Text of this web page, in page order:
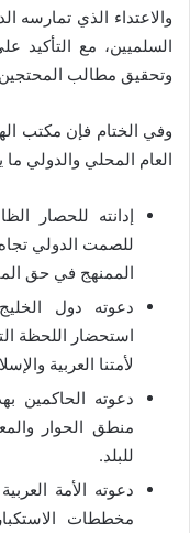
والاعتداء الذي تمارسه
السلميين، مع التأكيد
وتحقيق مطالب
وفي الختام فإن مكتب
العام المحلي والدولي ما
إدانته للحصار
للصمت الدولي تجاه
الممنهج في حق
دعوته دول
استحضار اللحظة
لأمتنا العربية
دعوته الحاكمين
منطق الحوار
للبلد.
دعوته الأمة
مخططات الاستكبار